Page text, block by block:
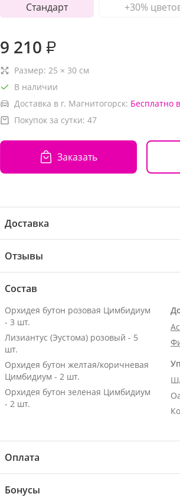
Стандарт
+30%
9 210 ₽
Размер: 25 × 30 см
В наличии
Доставка в г. Магнитогорск: Бесплатно
Покупок за сутки: 47
Заказать
Доставка
Отзывы
Состав
Орхидея бутон розовая Цимбидиум
- 3 шт.
Лизиантус (Эустома) розовый - 5
шт.
Орхидея бутон желтая/коричневая
Цимбидиум - 2 шт.
Орхидея бутон зеленая Цимбидиум
- 2 шт.
Оплата
Бонусы